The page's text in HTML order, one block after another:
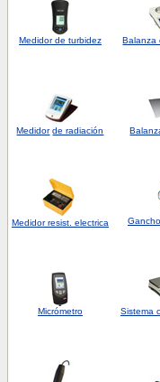
Medidor de turbidez Balanza
Medidor de radiación
Medidorresist. electrica
Micrómetro Sistema